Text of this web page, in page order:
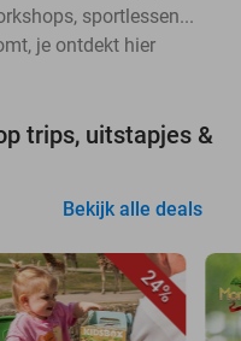
sportlessen...
je ontdekt hier
trips, uitstapjes &
Bekijk alle deals
24%